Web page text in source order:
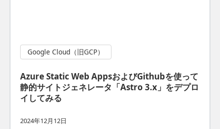
Google Cloud（旧GCP）
Azure Static Web AppsおよびGithubを使って
静的サイトジェネレータ「Astro 3.x」をデプロ
イしてみる
2024年12月12日